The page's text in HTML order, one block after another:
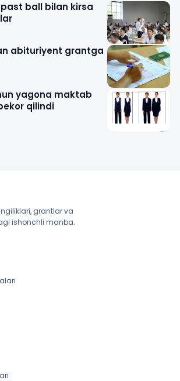
ball bilan kirsa
abituriyent grantga
yagona maktab
qilindi
grantlar va
ishonchli manba.